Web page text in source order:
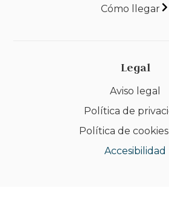
Cómo llegar
Legal
Aviso legal
Política de
Política de cookies
Accesibilidad